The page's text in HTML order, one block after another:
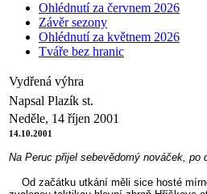
Ohlédnutí za červnem 2026
Závěr sezony
Ohlédnutí za květnem 2026
Tváře bez hranic
Vydřená výhra
Napsal Plazík st.
Neděle, 14 říjen 2001
14.10.2001
Na Peruc přijel sebevědomý nováček,
Od začátku utkání měli sice hosté